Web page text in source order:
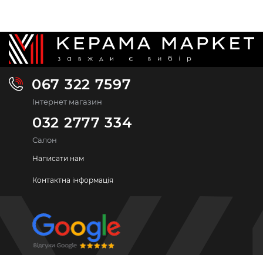
067 322 7597
Інтернет магазин
032 2777 334
Салон
Написати нам
Контактна інформація